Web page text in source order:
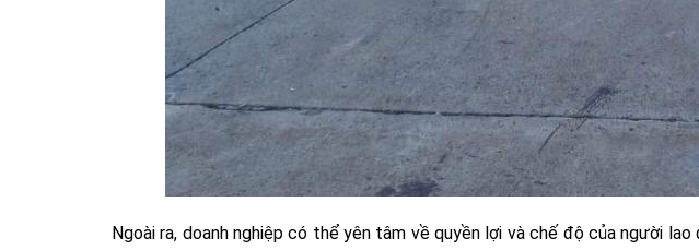
Ngoài ra, doanh nghiệp có thể yên tâm về quyền lợi và chế độ của người